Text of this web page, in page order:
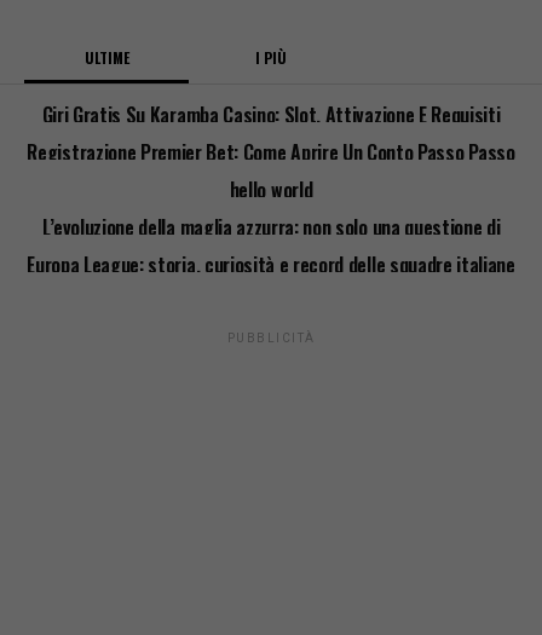
ULTIME I PIÙ
Giri Gratis Su Karamba Casino: Slot, Attivazione E Requisiti
Registrazione Premier Bet: Come Aprire Un Conto Passo Passo
hello world
L’evoluzione della maglia azzurra: non solo una questione di
stile
Europa League: storia, curiosità e record delle squadre italiane
PUBBLICITÀ